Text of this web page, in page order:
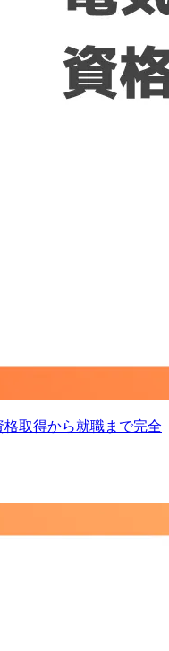
取得から就職まで完全